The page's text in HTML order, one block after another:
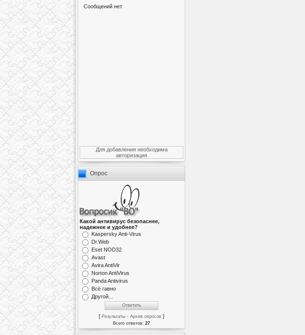
Для добавления необходима
авторизация
Опрос
Какой антивирус безопаснее,
надежнее и удобнее?
Kaspersky Anti-Virus
Dr.Web
Eset NOD32
Avast
Avira AntiVir
Norton AntiVirus
Panda Antivirus
Всё гавно
Другой...
[ Результаты · Архив опросов ]
Всего ответов: 27